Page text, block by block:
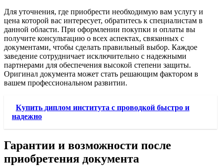
Для уточнения, где приобрести необходимую вам услугу и
цена которой вас интересует, обратитесь к специалистам в
данной области. При оформлении покупки и оплаты вы
получите консультацию о всех аспектах, связанных с
документами, чтобы сделать правильный выбор. Каждое
заведение сотрудничает исключительно с надежными
партнерами для обеспечения высокой степени защиты.
Оригинал документа может стать решающим фактором в
вашем профессиональном развитии.
Купить диплом института с проводкой быстро и
надежно
Гарантии и возможности после
приобретения документа